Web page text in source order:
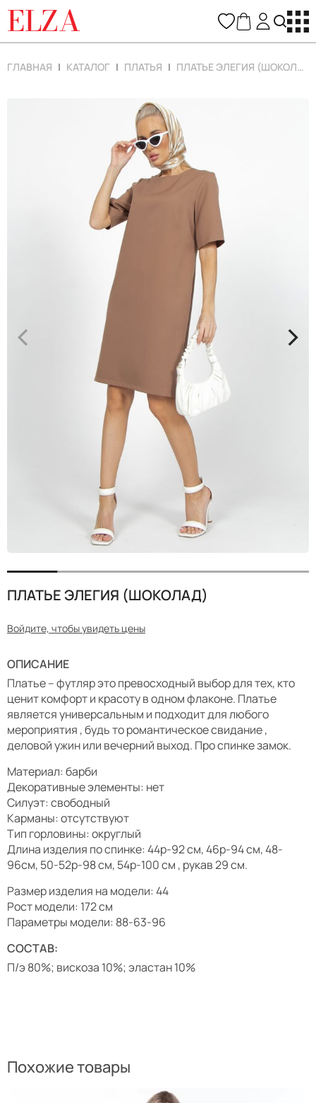
ELZA
ГЛАВНАЯ КАТАЛОГ ПЛАТЬЯ ПЛАТЬЕ ЭЛЕГИЯ (ШОКОЛАД)
< >
ПЛАТЬЕ ЭЛЕГИЯ (ШОКОЛАД)
Войдите, чтобы увидеть цены
ОПИСАНИЕ
Платье – футляр это превосходный выбор для тех, кто
ценит комфорт и красоту в одном флаконе. Платье
является универсальным и подходит для любого
мероприятия , будь то романтическое свидание ,
деловой ужин или вечерний выход. Про спинке замок.
Материал: барби
Декоративные элементы: нет
Силуэт: свободный
Карманы: отсутствуют
Тип горловины: округлый
Длина изделия по спинке: 44р-92 см, 46р-94 см, 48-
96см, 50-52р-98 см, 54р-100 см , рукав 29 см.
Размер изделия на модели: 44
Рост модели: 172 см
Параметры модели: 88-63-96
СОСТАВ:
П/э 80%; вискоза 10%; эластан 10%
Похожие товары